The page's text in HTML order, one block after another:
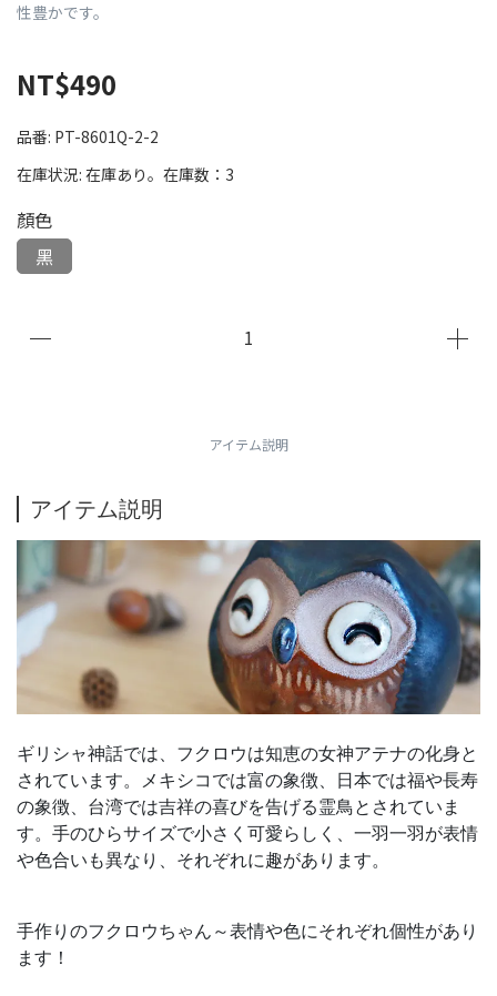
性豊かです。
NT$490
品番: PT-8601Q-2-2
在庫状況: 在庫あり。在庫数：3
顏色
黑
アイテム説明
アイテム説明
ギリシャ神話では、フクロウは知恵の女神アテナの化身と
されています。メキシコでは富の象徴、日本では福や長寿
の象徴、台湾では吉祥の喜びを告げる霊鳥とされていま
す。手のひらサイズで小さく可愛らしく、一羽一羽が表情
や色合いも異なり、それぞれに趣があります。
手作りのフクロウちゃん～表情や色にそれぞれ個性があり
ます！